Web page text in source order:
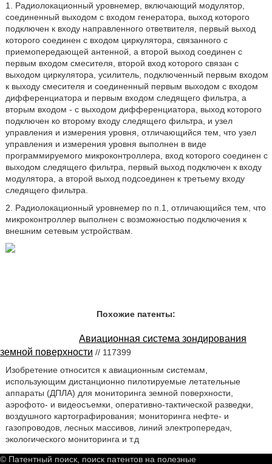
1. Радиолокационный уровнемер, включающий модулятор,
соединенный выходом с входом генератора, выход которого
подключен к входу направленного ответвителя, первый выход
которого соединен с входом циркулятора, связанного с
приемопередающей антенной, а второй выход соединен с
первым входом смесителя, второй вход которого связан с
выходом циркулятора, усилитель, подключенный первым входом
к выходу смесителя и соединенный первым выходом с входом
дифференциатора и первым входом следящего фильтра, а
вторым входом - с выходом дифференциатора, выход которого
подключен ко второму входу следящего фильтра, и узел
управления и измерения уровня, отличающийся тем, что узел
управления и измерения уровня выполнен в виде
программируемого микроконтроллера, вход которого соединен с
выходом следящего фильтра, первый выход подключен к входу
модулятора, а второй выход подсоединен к третьему входу
следящего фильтра.
2. Радиолокационный уровнемер по п.1, отличающийся тем, что
микроконтроллер выполнен с возможностью подключения к
внешним сетевым устройствам.
Похожие патенты:
Авиационная система зондирования
земной поверхности // 117399
Изобретение относится к авиационным системам,
использующим дистанционно пилотируемые летательные
аппараты (ДПЛА) для мониторинга земной поверхности,
аэрофото- и видеосъемки, оперативно-тактической разведки,
воздушного картографирования; мониторинга нефте- и
газопроводов, лесных массивов, линий электропередач,
экологического мониторинга и т.д
© Патентный поиск, поиск патентов на полезные